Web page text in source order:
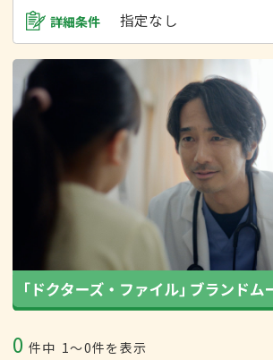
詳細条件 指定なし
0 件中 1〜0件を表示